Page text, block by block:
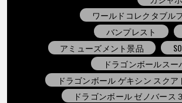
ワールドコレクタブル
バンプレスト
アミューズメント景品
ドラゴンボールス
ドラゴンボール ゲキシン スクア
ドラゴンボール ゼノバース３